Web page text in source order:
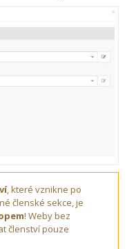
, které vznikne po
členské sekce, je
! Weby bez
členství pouze